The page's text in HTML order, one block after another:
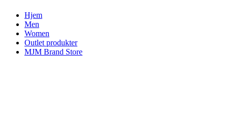
Hjem
Men
Women
Outlet produkter
MJM Brand Store